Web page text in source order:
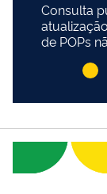
Consulta
de POPs